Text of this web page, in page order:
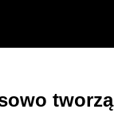
tworzą